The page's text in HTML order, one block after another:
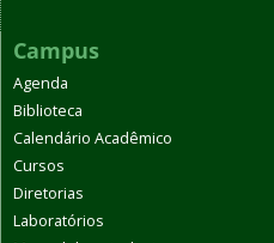
Campus
Agenda
Biblioteca
Calendário Acadêmico
Cursos
Diretorias
Laboratórios